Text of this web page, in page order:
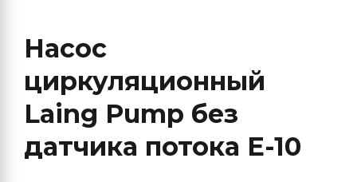
Насос
циркуляционный
Laing Pump без
датчика потока Е-10